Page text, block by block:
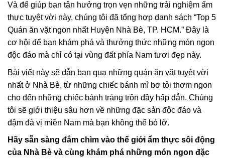
Và để giúp bạn tận hưởng trọn vẹn những trải nghiệm ẩm
thực tuyệt vời này, chúng tôi đã tổng hợp danh sách “Top 5
Quán ăn vặt ngon nhất Huyện Nhà Bè, TP. HCM.” Đây là
cơ hội để bạn khám phá và thưởng thức những món ngon
độc đáo mà chỉ có tại vùng đất phía Nam tươi đẹp này.
Bài viết này sẽ dẫn bạn qua những quán ăn vặt tuyệt vời
nhất ở Nhà Bè, từ những chiếc bánh mì bơ tỏi thơm ngon
cho đến những chiếc bánh tráng trộn đầy hấp dẫn. Chúng
tôi sẽ giới thiệu sâu hơn về những đặc sản độc đáo và
đậm đà vị miền Nam mà bạn không thể bỏ lỡ.
Hãy sẵn sàng đắm chìm vào thế giới ẩm thực sôi động
của Nhà Bè và cùng khám phá những món ngon đặc